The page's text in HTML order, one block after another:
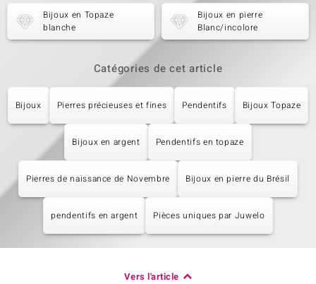
Bijoux en Topaze
blanche
Bijoux en pierre
Blanc/incolore
Catégories de cet article
Bijoux Pierres précieuses et fines Pendentifs Bijoux Topaze
Bijoux en argent Pendentifs en topaze
Pierres de naissance de Novembre Bijoux en pierre du Brésil
pendentifs en argent Pièces uniques par Juwelo
Vers l'article